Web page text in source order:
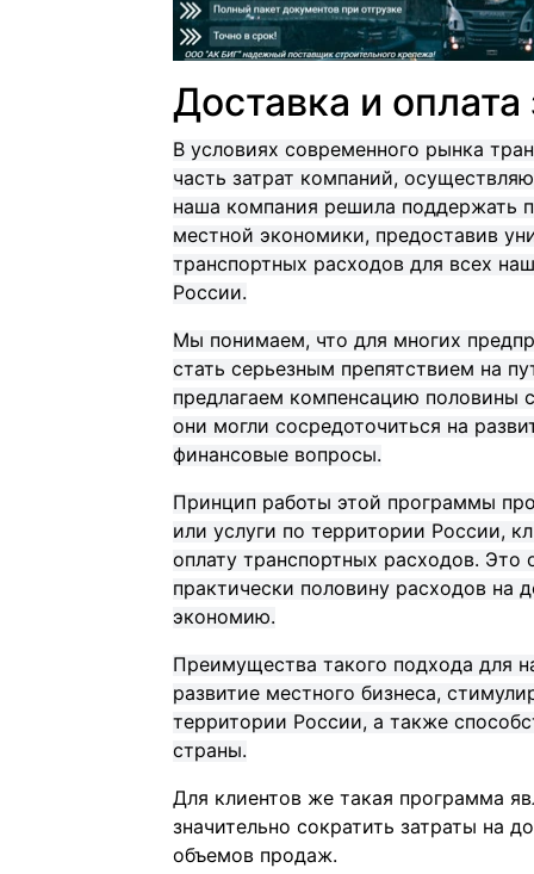
Доставка и
В условиях современного рынка
часть затрат компаний,
наша компания решила поддержать
местной экономики, предоставив
транспортных расходов для всех
России.
Мы понимаем, что для многих
стать серьезным препятствием на
предлагаем компенсацию половины
они могли сосредоточиться на
финансовые вопросы.
Принцип работы этой программы
или услуги по территории России,
оплату транспортных расходов. Это
практически половину расходов на
экономию.
Преимущества такого подхода для
развитие местного бизнеса,
территории России, а также
страны.
Для клиентов же такая программа
значительно сократить затраты на
объемов продаж.